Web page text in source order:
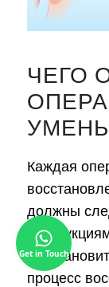
ЧЕГО
Каждая
должны
процесс
Get in Touch